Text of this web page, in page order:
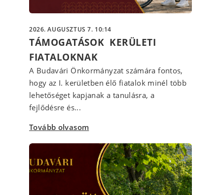
2026. AUGUSZTUS 7. 10:14
TÁMOGATÁSOK KERÜLETI
FIATALOKNAK
A Budavári Önkormányzat számára fontos,
hogy az I. kerületben élő fiatalok minél több
lehetőséget kapjanak a tanulásra, a
fejlődésre és...
Tovább olvasom